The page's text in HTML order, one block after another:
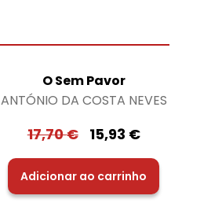
O Sem Pavor
ANTÓNIO DA COSTA NEVES
17,70€ 15,93 €
Adicionar ao carrinho